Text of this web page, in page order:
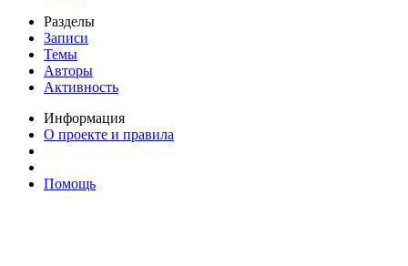
Разделы
Записи
Темы
Авторы
Активность
Информация
О проекте и правила
Помощь